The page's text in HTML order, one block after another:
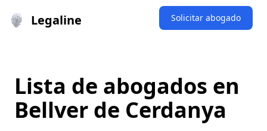
Legaline Solicitar abogado
Lista de abogados en
Bellver de Cerdanya